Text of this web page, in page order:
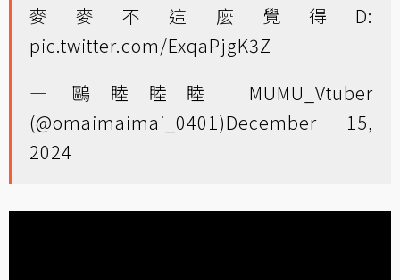
麥麥不這麼覺得D:
pic.twitter.com/ExqaPjgK3Z
— 鷗睦睦睦 MUMU_Vtuber
(@omaimaimai_0401)December 15,
2024